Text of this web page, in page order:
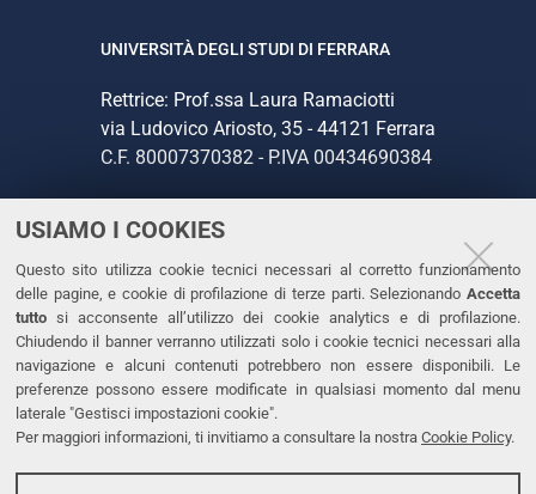
USIAMO I COOKIES
Questo sito utilizza cookie tecnici necessari al corretto funzionamento
delle pagine, e cookie di profilazione di terze parti. Selezionando Accetta
tutto si acconsente all’utilizzo dei cookie analytics e di profilazione.
Chiudendo il banner verranno utilizzati solo i cookie tecnici necessari alla
navigazione e alcuni contenuti potrebbero non essere disponibili. Le
preferenze possono essere modificate in qualsiasi momento dal menu
laterale "Gestisci impostazioni cookie".
Per maggiori informazioni, ti invitiamo a consultare la nostra Cookie Policy.
UNIVERSITÀ DEGLI STUDI DI FERRARA
Rettrice: Prof.ssa Laura Ramaciotti
via Ludovico Ariosto, 35 - 44121 Ferrara
C.F. 80007370382 - P.IVA 00434690384
CONTATTI
Tel. +39 0532 293111
Fax. +39 0532 293031
PEC
LINKS